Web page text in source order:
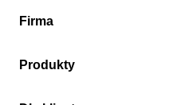
Firma
Produkty